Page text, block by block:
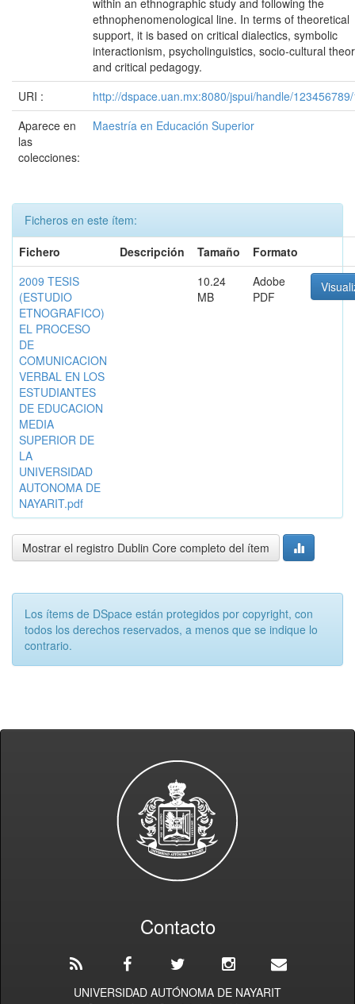
ethnophenomenological line. In terms of theoretical
support, it is based on critical dialectics, symbolic
interactionism, psycholinguistics, socio-cultural
and critical pedagogy.
URI :
http://dspace.uan.mx:8080/jspui/handle/
Aparece en
las
colecciones:
Maestría en Educación Superior
Ficheros en este ítem:
Fichero
Descripción Tamaño
Formato
2009 TESIS
(ESTUDIO
ETNOGRAFICO)
EL PROCESO
DE
COMUNICACION
VERBAL EN LOS
ESTUDIANTES
DE EDUCACION
MEDIA
SUPERIOR DE
LA
UNIVERSIDAD
AUTONOMA DE
NAYARIT.pdf
10.24
MB
Adobe
PDF
Mostrar el registro Dublin Core completo del ítem
Los ítems de DSpace están protegidos por copyright, con
todos los derechos reservados, a menos que se indique lo
contrario.
Contacto
UNIVERSIDAD AUTÓNOMA DE NAYARIT